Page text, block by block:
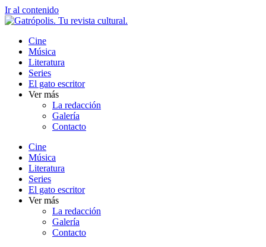
Ir al contenido
Cine
Música
Literatura
Series
El gato escritor
Ver más
La redacción
Galería
Contacto
Cine
Música
Literatura
Series
El gato escritor
Ver más
La redacción
Galería
Contacto